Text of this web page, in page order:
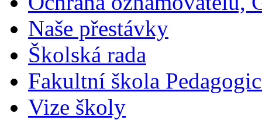
Naše přestávky
Školská rada
Fakultní škola
Vize školy